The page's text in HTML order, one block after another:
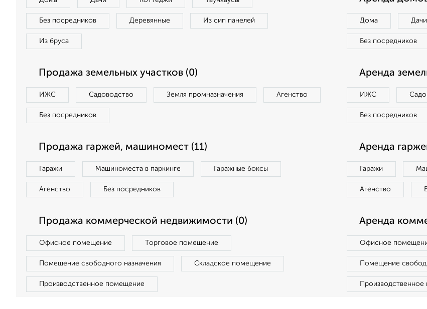
Без посредников Деревянные Из сип панелей
Из бруса
Дома Дачи
Без посредников
Продажа земельных участков (0)
ИЖС Садоводство Земля промназначения Агенство
Без посредников
Аренда
ИЖС
Без посредников
Продажа гаржей, машиномест (11)
Гаражи Машиноместа в паркинге Гаражные боксы
Агенство Без посредников
Аренда
Гаражи
Агенство
Продажа коммерческой недвижимости (0)
Офисное помещение Торговое помещение
Помещение свободного назначения Складское помещение
Производственное помещение
Аренда
Офисное
Помещение